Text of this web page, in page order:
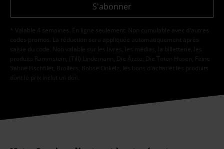
S'abonner
* Valable 4 semaines. En ligne seulement. Non cumulable avec d'autres
codes promos. La réduction sera appliquée automatiquement après
saisie du code. Non valable sur les livres, les médias, la billetterie, les
produits Rammstein, (Till) Lindemann, Die Ärzte, Die Toten Hosen, Feine
Sahne Fischfilet, Broilers, Böhse Onkelz, les bons d'achat et les produits
dont le prix inclut un don.